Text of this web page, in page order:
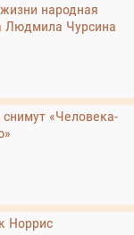
народная
Людмила Чурсина
«Человека-
Норрис